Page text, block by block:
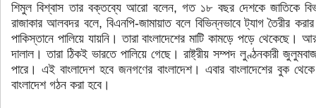
শিমুল বিশ্বাস তার বক্তব্যে আরো বলেন, গত ১৮ বছর দেশকে জাতিকে
রাজাকার আলবদর বলে, বিএনপি-জামায়াত বলে বিভিন্নভাবে ট্যাগ তৈরীর
পাকিস্তানে পালিয়ে যায়নি। তারা বাংলাদেশের মাটি কামড়ে পড়ে
দালাল। তারা ঠিকই ভারতে পালিয়ে গেছে। রাষ্ট্রীয় সম্পদ লুণ্ঠনকারী
পারে। এই বাংলাদেশ হবে জনগণের বাংলাদেশ। এবার বাংলাদেশের বুক
বাংলাদেশ গঠন করা হবে।